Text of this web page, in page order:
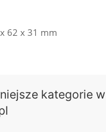
62 x 31 mm
kategorie